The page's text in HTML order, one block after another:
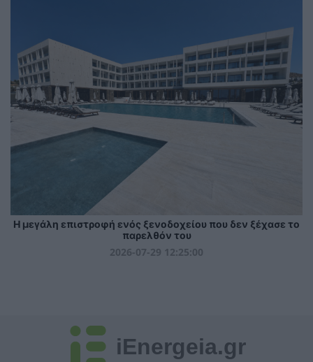
Η μεγάλη επιστροφή ενός ξενοδοχείου που δεν ξέχασε το
παρελθόν του
2026-07-29 12:25:00
iEnergeia.gr